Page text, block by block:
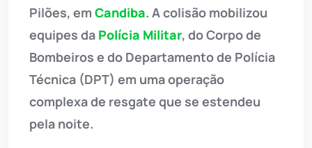
Pilões, em Candiba. A colisão mobilizou
equipes da Polícia Militar, do Corpo de
Bombeiros e do Departamento de Polícia
Técnica (DPT) em uma operação
complexa de resgate que se estendeu
pela noite.